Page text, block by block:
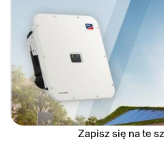
Zapisz się na te